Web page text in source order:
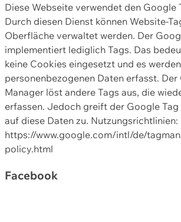
Diese Webseite verwendet den Google
Durch diesen Dienst können Website-
Oberfläche verwaltet werden. Der
implementiert lediglich Tags. Das
keine Cookies eingesetzt und es
personenbezogenen Daten erfasst. Der
Manager löst andere Tags aus, die
erfassen. Jedoch greift der Google
auf diese Daten zu. Nutzungsrichtlinien:
https://www.google.com/intl/de/
policy.html
Facebook